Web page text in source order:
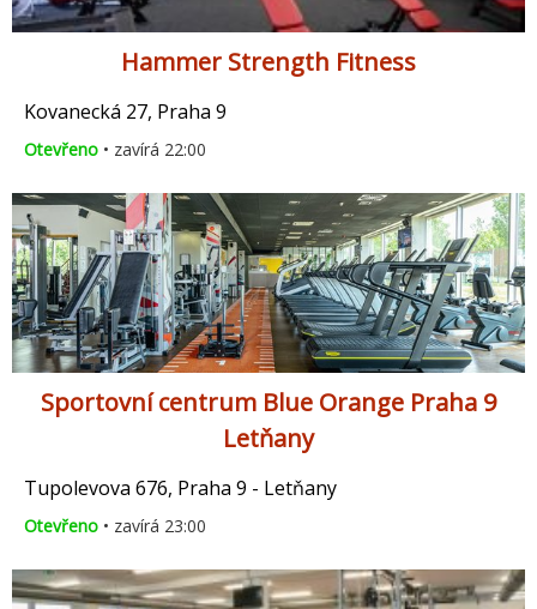
Hammer Strength Fitness
Kovanecká 27, Praha 9
Otevřeno • zavírá 22:00
Sportovní centrum Blue Orange Praha 9
Letňany
Tupolevova 676, Praha 9 - Letňany
Otevřeno • zavírá 23:00